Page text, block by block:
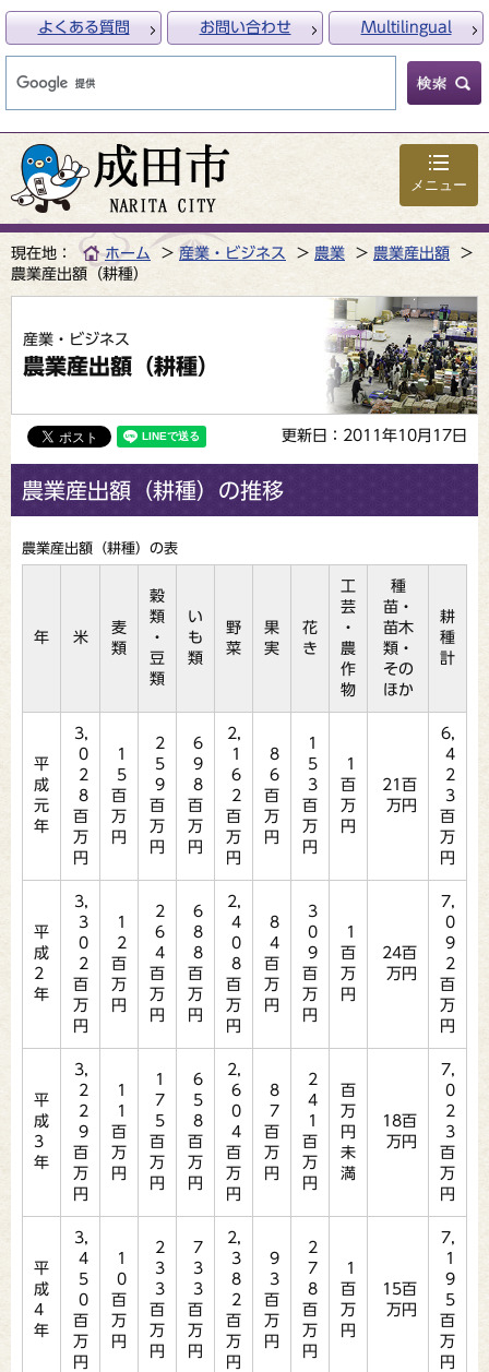
メニュー
よくある質問 お問い合わせ Multilingual
現在地： ホーム 産業・ビジネス 農業
農業産出額
農業産出額（耕種）
産業・ビジネス
農業産出額（耕種）
更新日：2011年10月17日
農業産出額（耕種）の推移
農業産出額（耕種）の表
年 米
麦
類
穀
類
・
豆
類
い
も
類
野
菜
果
実
花
き
工
芸
・
農
作
物
種
苗・
苗木
類・
その
ほか
耕
種
計
平
成
元
年
3,
0
2
8
百
万
円
1
5
百
万
円
2
5
9
百
万
円
6
9
8
百
万
円
2,
1
6
2
百
万
円
8
6
百
万
円
1
5
3
百
万
円
1
百
万
円
21百
万円
6,
4
2
3
百
万
円
平
成
2
年
3,
3
0
2
百
万
円
1
2
百
万
円
2
6
4
百
万
円
6
8
8
百
万
円
2,
4
0
8
百
万
円
8
4
百
万
円
3
0
9
百
万
円
1
百
万
円
24百
万円
7,
0
9
2
百
万
円
平
成
3
年
3,
2
2
9
百
万
円
1
1
百
万
円
1
7
5
百
万
円
6
5
8
百
万
円
2,
6
0
4
百
万
円
8
7
百
万
円
2
4
1
百
万
円
百
万
円
未
満
18百
万円
7,
0
2
3
百
万
円
平
成
4
年
3,
4
5
0
百
万
円
1
0
百
万
円
2
3
3
百
万
円
7
3
3
百
万
円
2,
3
8
2
百
万
円
9
3
百
万
円
2
7
8
百
万
円
1
百
万
円
15百
万円
7,
1
9
5
百
万
円